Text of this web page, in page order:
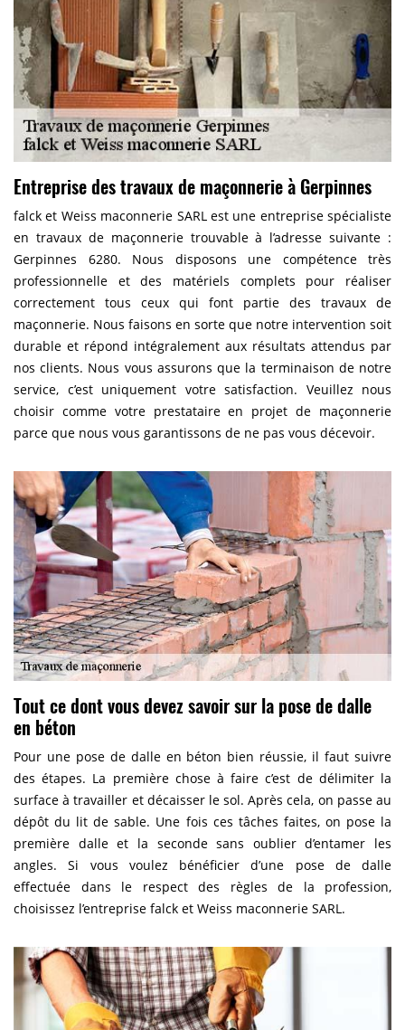
Entreprise des travaux de maçonnerie à Gerpinnes
falck et Weiss maconnerie SARL est une entreprise spécialiste
en travaux de maçonnerie trouvable à l’adresse suivante :
Gerpinnes 6280. Nous disposons une compétence très
professionnelle et des matériels complets pour réaliser
correctement tous ceux qui font partie des travaux de
maçonnerie. Nous faisons en sorte que notre intervention soit
durable et répond intégralement aux résultats attendus par
nos clients. Nous vous assurons que la terminaison de notre
service, c’est uniquement votre satisfaction. Veuillez nous
choisir comme votre prestataire en projet de maçonnerie
parce que nous vous garantissons de ne pas vous décevoir.
Tout ce dont vous devez savoir sur la pose de dalle
en béton
Pour une pose de dalle en béton bien réussie, il faut suivre
des étapes. La première chose à faire c’est de délimiter la
surface à travailler et décaisser le sol. Après cela, on passe au
dépôt du lit de sable. Une fois ces tâches faites, on pose la
première dalle et la seconde sans oublier d’entamer les
angles. Si vous voulez bénéficier d’une pose de dalle
effectuée dans le respect des règles de la profession,
choisissez l’entreprise falck et Weiss maconnerie SARL.